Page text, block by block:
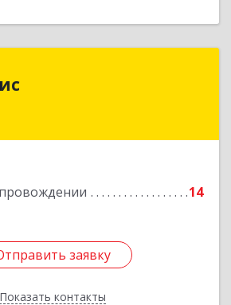
14
заявку
Показать контакты
обл, р-н Красносулинский,
заявку
Назад